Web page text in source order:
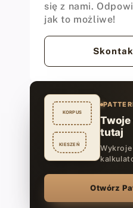
się z nami.
jak to możliwe!
KORPUS
KIESZEŃ
Twoje
tutaj
Wykroje
Otwórz